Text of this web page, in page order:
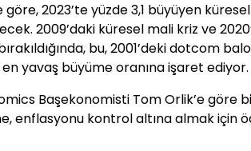
2023’te yüzde 3,1 büyüyen
2009’daki küresel mali kriz ve
bu, 2001’deki dotcom
yavaş büyüme oranına işaret ediyor.
Başekonomisti Tom Orlik’e göre
enflasyonu kontrol altına almak için